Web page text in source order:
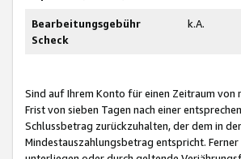
Bearbeitungsgebühr
Scheck
k.A.
Sind auf Ihrem Konto für einen Zeitraum von
Frist von sieben Tagen nach einer
Schlussbetrag zurückzuhalten, der dem in
Mindestauszahlungsbetrag entspricht.